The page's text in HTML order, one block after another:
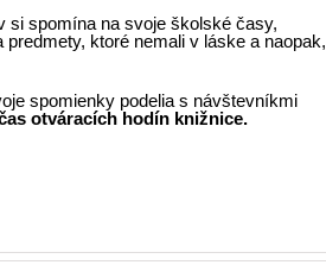
spomína na svoje školské časy,
predmety, ktoré nemali v láske a naopak,
spomienky podelia s návštevníkmi
otváracích hodín knižnice.